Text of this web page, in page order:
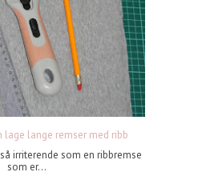
lage lange remser med ribb
irriterende som en ribbremse
som er...